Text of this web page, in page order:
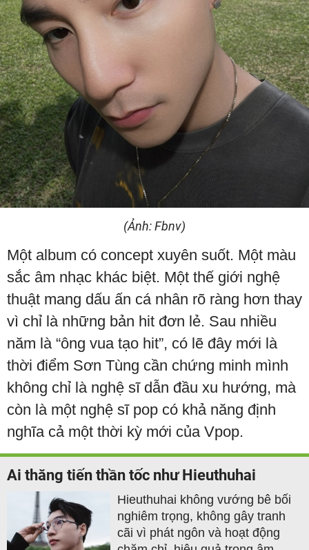
(Ảnh: Fbnv)
Một album có concept xuyên suốt. Một màu
sắc âm nhạc khác biệt. Một thế giới nghệ
thuật mang dấu ấn cá nhân rõ ràng hơn thay
vì chỉ là những bản hit đơn lẻ. Sau nhiều
năm là “ông vua tạo hit”, có lẽ đây mới là
thời điểm Sơn Tùng cần chứng minh mình
không chỉ là nghệ sĩ dẫn đầu xu hướng, mà
còn là một nghệ sĩ pop có khả năng định
nghĩa cả một thời kỳ mới của Vpop.
Ai thăng tiến thần tốc như Hieuthuhai
Hieuthuhai không vướng bê bối
nghiêm trọng, không gây tranh
cãi vì phát ngôn và hoạt động